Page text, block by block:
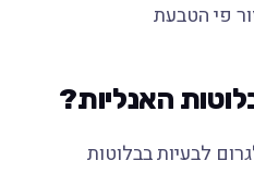
פי הטבעת
האנליות?
לבעיות בבלוטות